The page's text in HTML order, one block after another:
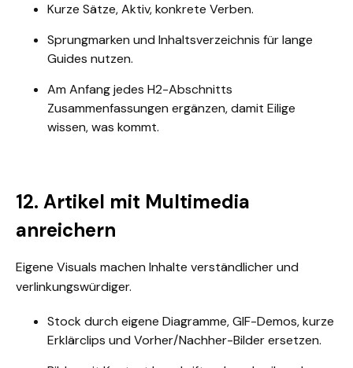
Kurze Sätze, Aktiv, konkrete Verben.
Sprungmarken und Inhaltsverzeichnis für lange
Guides nutzen.
Am Anfang jedes H2-Abschnitts
Zusammenfassungen ergänzen, damit Eilige
wissen, was kommt.
12. Artikel mit Multimedia
anreichern
Eigene Visuals machen Inhalte verständlicher und
verlinkungswürdiger.
Stock durch eigene Diagramme, GIF-Demos, kurze
Erklärclips und Vorher/Nachher-Bilder ersetzen.